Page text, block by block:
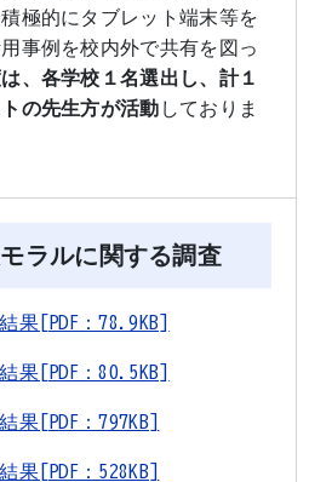
極的にタブレット端末等を
事例を校内外で共有を図っ
、各学校１名選出し、計１
の先生方が活動 しておりま
ラルに関する調査
果[PDF：78.9KB]
果[PDF：80.5KB]
果[PDF：797KB]
果[PDF：528KB]